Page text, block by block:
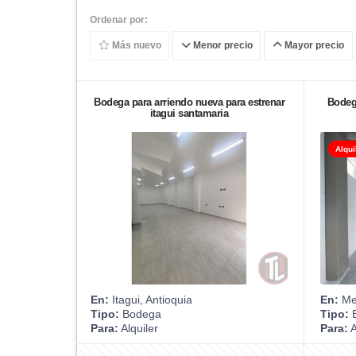
Ordenar por:
Más nuevo Menor precio Mayor precio
Bodega para arriendo nueva para estrenar
itagui santamaria
En: Itagui, Antioquia
Tipo: Bodega
Para: Alquiler
En:
Tipo:
Para: